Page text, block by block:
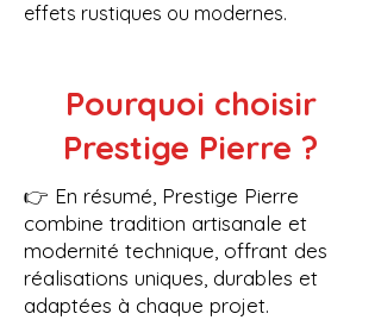
effets rustiques ou modernes.
Pourquoi choisir
Prestige Pierre ?
👉 En résumé, Prestige Pierre
combine tradition artisanale et
modernité technique, offrant des
réalisations uniques, durables et
adaptées à chaque projet.